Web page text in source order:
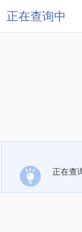
正在查询中
正在查